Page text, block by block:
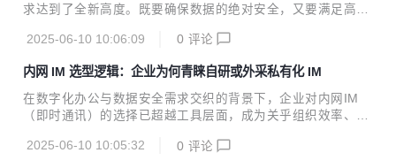
求达到了全新高度。既要确保数据的绝对安全，又要满足高效
造的安全专属移动数字化协作平台，正凭借其卓越的性能、强
重塑企业级通讯与协作的新格局。 一、安全堡垒：数据安全的
捍卫者 （一）私有化部署，掌控数据主权 数据安全是政企组
织的生命线。BeeWorks 支持私有化部署，允许企业将服务器
常的文字消息、语音交流，到关键的文件传输、视频会议内
2025-06-10 10:06:09 0 评论
内网 IM 选型逻辑：企业为何青睐自研或外采私有化 IM
在数字化办公与数据安全需求交织的背景下，企业对内网IM
（即时通讯）的选择已超越工具层面，成为关乎组织效率、数
M，其核心逻辑均围绕 “安全可控”“效率适配”“业务融合” 三大
2025-06-10 10:05:32 0 评论